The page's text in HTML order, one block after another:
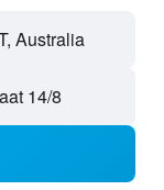
Australia
14/8